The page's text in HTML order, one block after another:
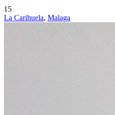
15
La Carihuela, Malaga